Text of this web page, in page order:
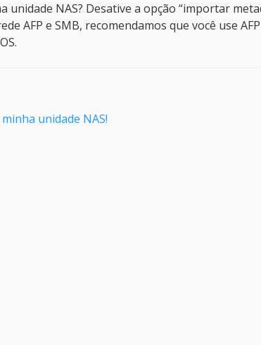
NAS? Desative a opção “importar
AFP e SMB, recomendamos que você use
unidade NAS!